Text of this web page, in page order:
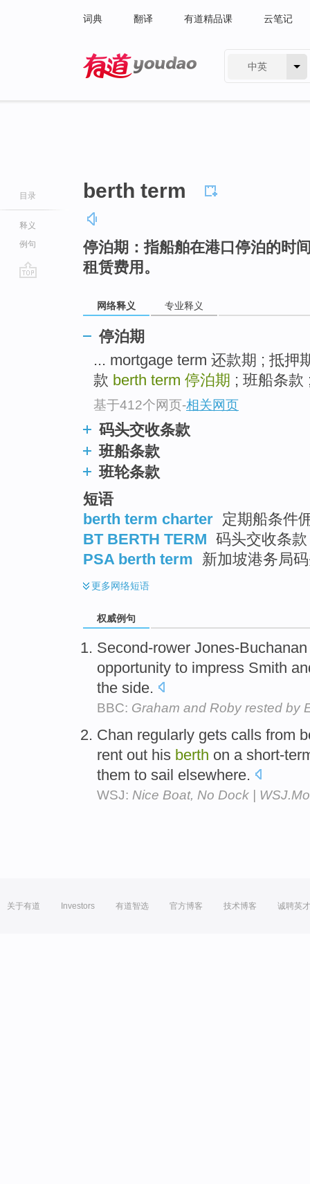
词典 翻译 有道精品课 云笔记
中英
目录
释义
例句
berth term
停泊期：指船舶在港口停泊的时
租赁费用。
网络释义 专业释义
停泊期
... mortgage term 还款期 ; 抵押
款 berth term 停泊期 ; 班船条款
基于412个网页-相关网页
码头交收条款
班船条款
班轮条款
短语
berth term charter 定期船条件
BT BERTH TERM 码头交收条款
PSA berth term 新加坡港务局
更多网络短语
权威例句
Second-rower Jones-
opportunity to impress Smith
the side.
BBC: Graham and Roby rested by
Chan regularly gets calls from
rent out his berth on a short-
them to sail elsewhere.
WSJ: Nice Boat, No Dock |
关于有道 Investors 有道智选 官方博客 技术博客 诚聘英才